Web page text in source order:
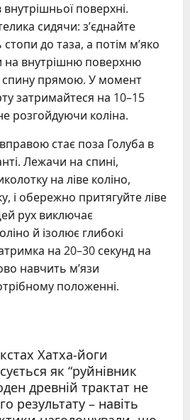
внутрішньої поверхні.
сидячи: з’єднайте
стопи до таза, а потім м’яко
на внутрішню поверхню
спину прямою. У момент
затримайтеся на 10–15
розгойдуючи коліна.
стає поза Голуба в
Лежачи на спині,
на ліве коліно,
і обережно притягуйте ліве
рух виключає
й ізолює глибокі
на 20–30 секунд на
навчить м’язи
положенні.
Хатха-йоги
як “руйнівник
древній трактат не
результату – навіть